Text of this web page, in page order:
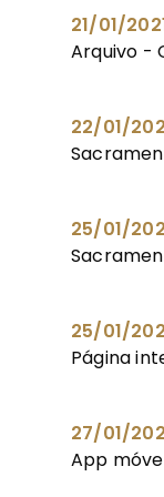
21/01/
Arquivo -
22/01/
25/01/
25/01/
Página
27/01/
App